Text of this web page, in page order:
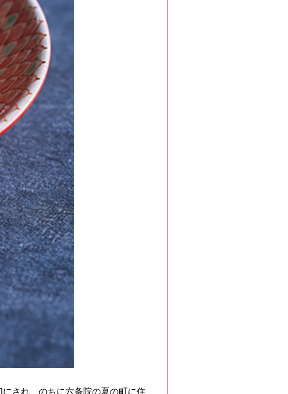
され、のちに六条院の夏の町に住